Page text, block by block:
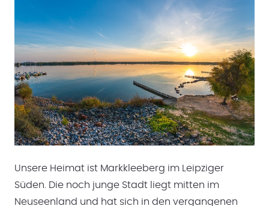
Unsere Heimat ist Markkleeberg im Leipziger
Süden. Die noch junge Stadt liegt mitten im
Neuseenland und hat sich in den vergangenen